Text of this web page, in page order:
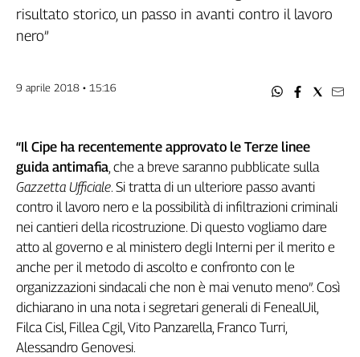
Fisac
Nidil
Inca
Caaf
Speciali
G8
di
Genova,
il
sangue
della
ragione
risultato storico, un passo in avanti contro il lavoro
nero”
9 aprile 2018 • 15:16
“Il Cipe ha recentemente approvato le Terze linee
guida antimafia, che a breve saranno pubblicate sulla
Gazzetta Ufficiale. Si tratta di un ulteriore passo avanti
contro il lavoro nero e la possibilità di infiltrazioni criminali
nei cantieri della ricostruzione. Di questo vogliamo dare
atto al governo e al ministero degli Interni per il merito e
anche per il metodo di ascolto e confronto con le
organizzazioni sindacali che non è mai venuto meno”. Così
dichiarano in una nota i segretari generali di FenealUil,
Filca Cisl, Fillea Cgil, Vito Panzarella, Franco Turri,
Alessandro Genovesi.